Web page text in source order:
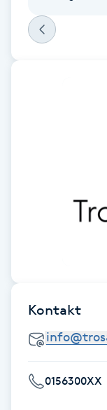
Megavolymfransar
Melasma
Nagelförlängning
Nagelförlängning
Kontakt
0156300XX